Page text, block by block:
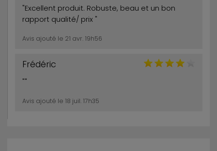
"Excellent produit. Robuste, beau et un bon
rapport qualité/ prix "
Avis ajouté le 21 avr. 19h56
Frédéric
""
Avis ajouté le 18 juil. 17h35